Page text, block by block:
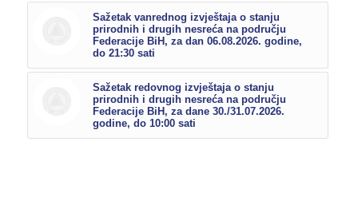
Sažetak vanrednog izvještaja o stanju
prirodnih i drugih nesreća na području
Federacije BiH, za dan 06.08.2026. godine,
do 21:30 sati
Sažetak redovnog izvještaja o stanju
prirodnih i drugih nesreća na području
Federacije BiH, za dane 30./31.07.2026.
godine, do 10:00 sati